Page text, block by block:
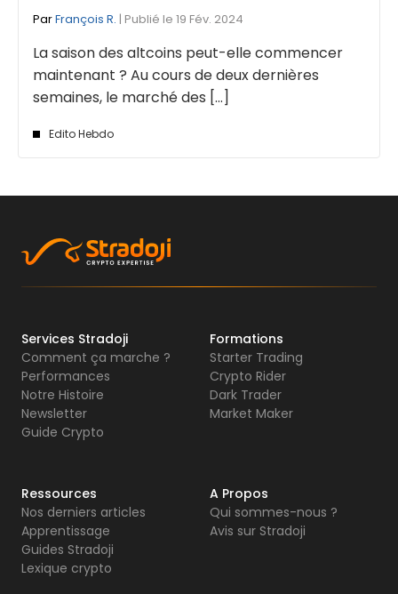
ParFrançois R. | Publié le 19 Fév. 2024
La saison des altcoins peut-elle commencer
maintenant ? Au cours de deux dernières
semaines, le marché des [...]
Edito Hebdo
Services Stradoji
Comment ça marche ?
Performances
Notre Histoire
Newsletter
Guide Crypto
Formations
Starter Trading
Crypto Rider
Dark Trader
Market Maker
Ressources
Nos derniers articles
Apprentissage
Guides Stradoji
Lexique crypto
A Propos
Qui sommes-nous ?
Avis sur Stradoji